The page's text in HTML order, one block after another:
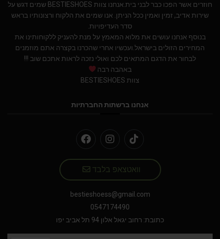
חוזרים אשר הפכו כבר לבני בית.אנחנו צוות BESTIESHOES שמים דגש על
שירות אדיב, זמין ואמין ככל הניתן. אנו שמים את הלקוח ורצונותיו בראש
סדר העדיפויות.
בנוסף אנחנו עושים את מלוא המאמץ על מנת להעניק ללקוחותינו את
המחירים הזולים בישראל.ועכשיו אחרי שהכרנו בקצרה אתם מוזמנים
לבחור את הדגם המתאים לכם ואולי נזכה לראות אתכם שוב !!!
באהבה רבה
צוות BESTIESHOES
אנחנו ברשתות החברתיות
וואטצאפ בלבד
bestieshoess@gmail.com
0547174490
כתובת: רחוב יגאל אלון 94 תל אביב יפו